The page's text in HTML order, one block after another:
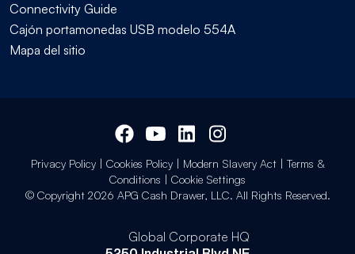
Connectivity Guide
Cajón portamonedas USB modelo 554A
Mapa del sitio
Privacy Policy| Cookies Policy| Modern Slavery Act| Terms &
Conditions | Cookie Settings
© Copyright 2026 APG Cash Drawer, LLC. All Rights Reserved.
Global Corporate HQ